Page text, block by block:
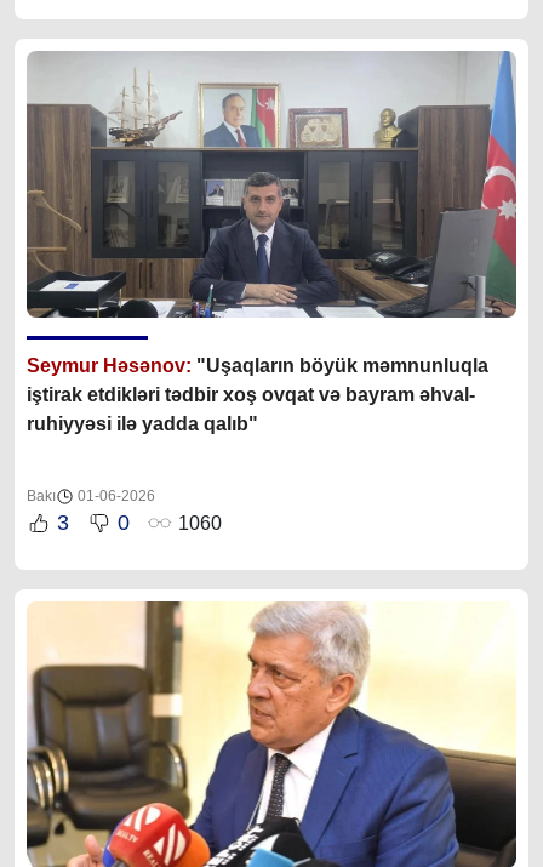
Seymur Həsənov: "Uşaqların böyük məmnunluqla
iştirak etdikləri tədbir xoş ovqat və bayram əhval-
ruhiyyəsi ilə yadda qalıb"
Bakı 01-06-2026
3 0 1060